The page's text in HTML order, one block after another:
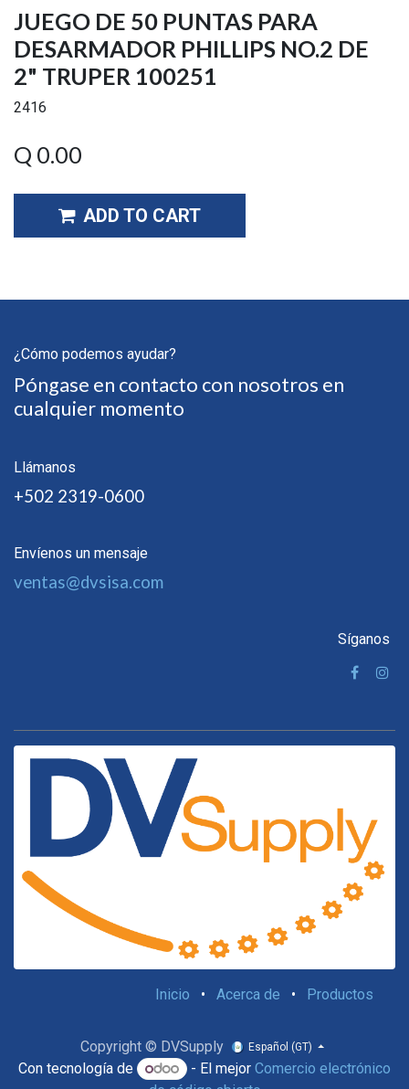
JUEGO DE 50 PUNTAS PARA
DESARMADOR PHILLIPS NO.2 DE
2" TRUPER 100251
2416
Q 0.00
ADD TO CART
¿Cómo podemos ayudar?
Póngase en contacto con nosotros en
cualquier momento
Llámanos
+502 2319-0600
Envíenos un mensaje
ventas@dvsisa.com
Síganos
Inicio • Acerca de • Productos
Copyright © DVSupply Español (GT)
Con tecnología de - El mejor Comercio electrónico